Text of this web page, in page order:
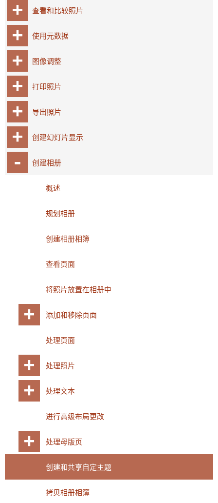
查看和比较照片
使用元数据
图像调整
打印照片
导出照片
创建幻灯片显示
创建相册
概述
规划相册
创建相册相簿
查看页面
将照片放置在相册中
添加和移除页面
处理页面
处理照片
处理文本
进行高级布局更改
处理母版页
创建和共享自定主题
拷贝相册相簿